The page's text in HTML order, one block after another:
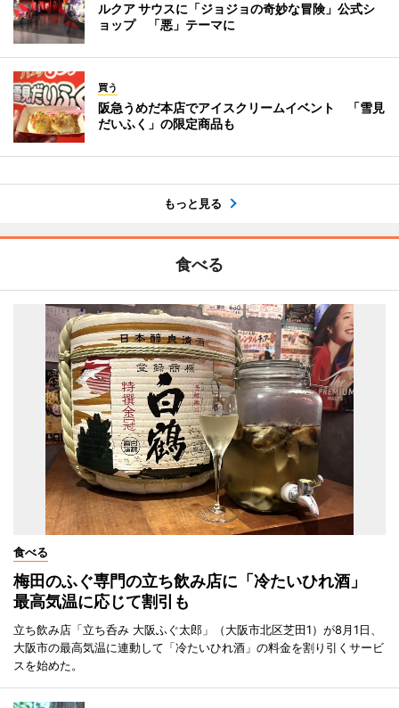
ルクア サウスに「ジョジョの奇妙な冒険」公式シ
ョップ 「悪」テーマに
買う
阪急うめだ本店でアイスクリームイベント 「雪見
だいふく」の限定商品も
もっと見る
食べる
食べる
梅田のふぐ専門の立ち飲み店に「冷たいひれ酒」
最高気温に応じて割引も
立ち飲み店「立ち呑み 大阪ふぐ太郎」（大阪市北区芝田1）が8月1日、
大阪市の最高気温に連動して「冷たいひれ酒」の料金を割り引くサービ
スを始めた。